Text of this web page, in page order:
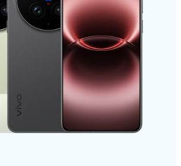
España | Seleccione país/región